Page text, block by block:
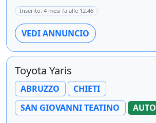
Inserito: 4 mesi fa alle 12:46
VEDI ANNUNCIO
Toyota Yaris
ABRUZZO
CHIETI
SAN GIOVANNI TEATINO
AUTO